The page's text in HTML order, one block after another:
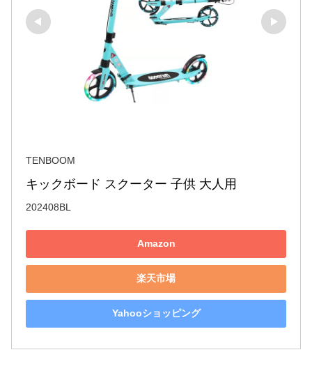
TENBOOM
キックボード スクーター 子供 大人用
202408BL
Amazon
楽天市場
Yahooショッピング